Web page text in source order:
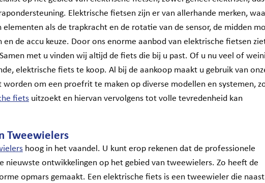
Elektrische fietsen zijn er van allerhande merken,
als de trapkracht en de rotatie van de sensor, de midden
de accu keuze. Door ons enorme aanbod van elektrische fietsen
met u vinden wij altijd de fiets die bij u past. Of u nu veel of
elektrische fiets te koop. Al bij de aankoop maakt u gebruik van
om een proefrit te maken op diverse modellen en systemen,
fiets uitzoekt en hiervan vervolgens tot volle tevredenheid kan
Tweewielers
hoog in het vaandel. U kunt erop rekenen dat de professionele
nieuwste ontwikkelingen op het gebied van tweewielers. Zo heeft de
opmars gemaakt. Een elektrische fiets is een tweewieler die